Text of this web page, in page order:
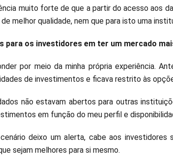
muito forte de que a partir do acesso aos
melhor qualidade, nem que para isto uma
para os investidores em ter um mercado
por meio da minha própria experiência.
de investimentos e ficava restrito às
não estavam abertos para outras
em função do meu perfil e
deixo um alerta, cabe aos investidores
sejam melhores para si mesmo.